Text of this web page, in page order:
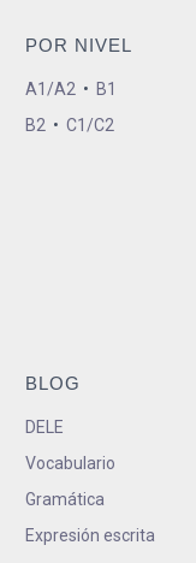
POR NIVEL
A1/A2 • B1
B2 • C1/C2
BLOG
DELE
Vocabulario
Gramática
Expresión escrita